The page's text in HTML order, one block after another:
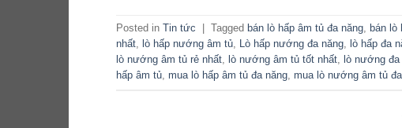
Posted in Tin tức Tagged bán lò hấp âm tủ đa năng, bán lò
nhất, lò hấp nướng âm tủ, Lò hấp nướng đa năng, lò hấp đa
lò nướng âm tủ rẻ nhất, lò nướng âm tủ tốt nhất, lò nướng đa
hấp âm tủ, mua lò hấp âm tủ đa năng, mua lò nướng âm tủ